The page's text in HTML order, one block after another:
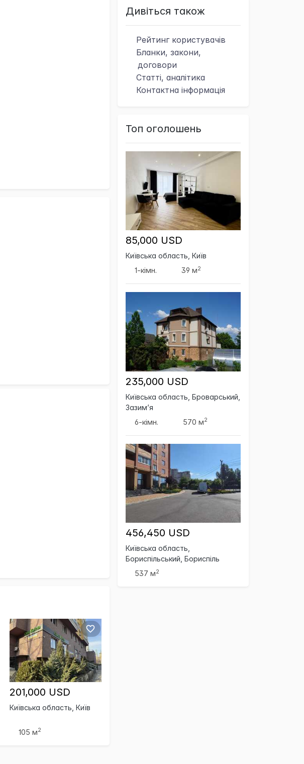
201,000 USD
Київська область, Київ
105 м2
Дивіться також
Рейтинг користувачів
Бланки, закони,
договори
Статті, аналітика
Контактна інформація
Топ оголошень
85,000 USD
Київська область, Київ
1-кімн.
39 м2
235,000 USD
Київська область, Броварський,
Зазим’я
6-кімн.
570 м2
456,450 USD
Київська область,
Бориспільський, Бориспіль
537 м2